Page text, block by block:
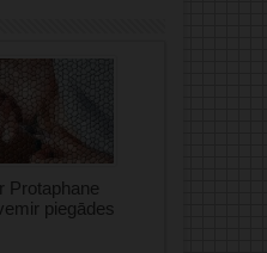
Protaphane
piegādes